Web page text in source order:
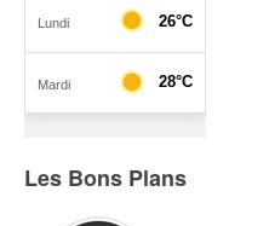
Les Bons Plans